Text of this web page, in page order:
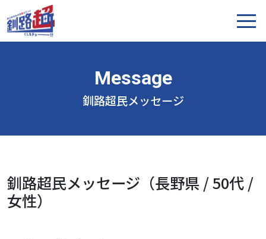
釧路超民メッセージ
釧路超民メッセージ（長野県 / 50代 /
女性）